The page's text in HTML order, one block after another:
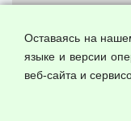
Все права
Оставаясь на
языке и версии
веб-сайта и